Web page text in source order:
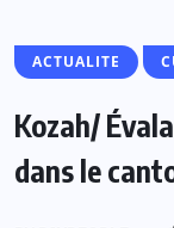
ACTUALITE
Kozah/
dans le